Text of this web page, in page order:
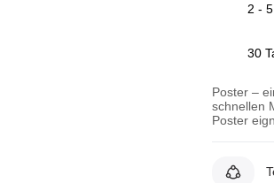
2 -
30
Poster –
schnellen
Poster